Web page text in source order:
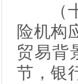
（十
险机构
贸易背
节，银